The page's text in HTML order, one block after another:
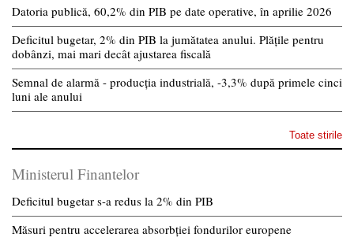
Datoria publică, 60,2% din PIB pe date operative, în aprilie 2026
Deficitul bugetar, 2% din PIB la jumătatea anului. Plățile pentru
dobânzi, mai mari decât ajustarea fiscală
Semnal de alarmă - producția industrială, -3,3% după primele cinci
luni ale anului
Toate stirile
Ministerul Finantelor
Deficitul bugetar s-a redus la 2% din PIB
Măsuri pentru accelerarea absorbției fondurilor europene